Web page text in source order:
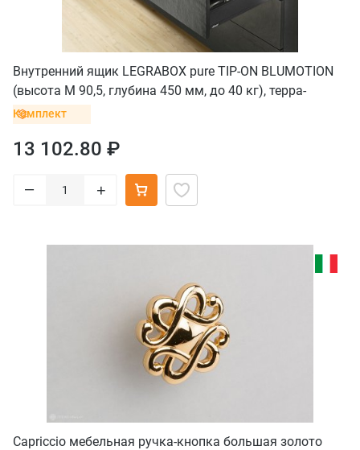
Внутренний ящик LEGRABOX pure TIP-ON BLUMOTION
(высота M 90,5, глубина 450 мм, до 40 кг), терра-
черный
Комплект
13 102.80 ₽
– +
Capriccio мебельная ручка-кнопка большая золото